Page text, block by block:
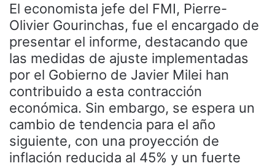
El economista jefe del FMI, Pierre-
Olivier Gourinchas, fue el encargado de
presentar el informe, destacando que
las medidas de ajuste implementadas
por el Gobierno de Javier Milei han
contribuido a esta contracción
económica. Sin embargo, se espera un
cambio de tendencia para el año
siguiente, con una proyección de
inflación reducida al 45% y un fuerte